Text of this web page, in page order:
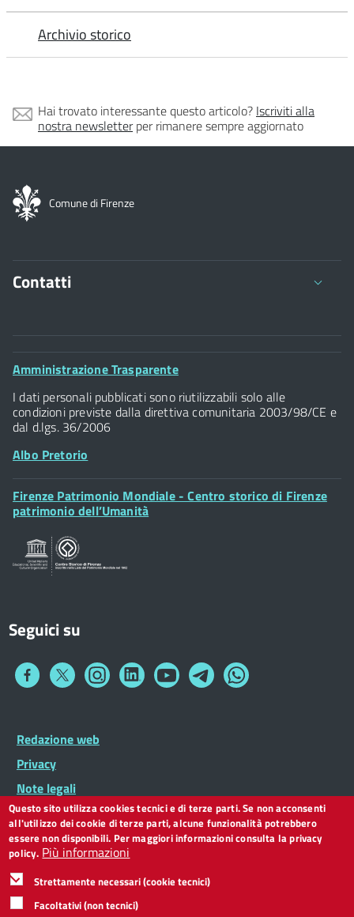
Archivio storico
Hai trovato interessante questo articolo? Iscriviti alla
nostra newsletterper rimanere sempre aggiornato
Comune di Firenze
Contatti
Comune di Firenze
Palazzo Vecchio
Piazza della Signoria - 50122, Firenze
Posta Elettronica Certificata
Footer
Amministrazione Trasparente
I dati personali pubblicati sono riutilizzabili solo alle
condizioni previste dalla direttiva comunitaria 2003/98/CE e
dal d.lgs. 36/2006
Albo Pretorio
Footer
Widget
Firenze Patrimonio Mondiale - Centro storico di Firenze
patrimonio dell’Umanità
Seguici su
Collegamento
Collegamento
a
Collegamento
a
Collegamento
a
Collegamento
a
Collegamento
a
Collegamento
a
Widget
Footer
menu
Redazione web
Privacy
Note legali
Dichiarazione di accessibilità
CC BY 3.0 IT
Questo sito utilizza cookies tecnici e di terze parti. Se non acconsenti
all'utilizzo dei cookie di terze parti, alcune funzionalità potrebbero
essere non disponibili. Per maggiori informazioni consulta la privacy
policy. Più informazioni
Strettamente necessari (cookie tecnici)
Facoltativi (non tecnici)